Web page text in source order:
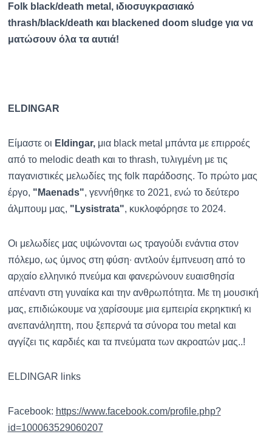
Folk black/death metal, ιδιοσυγκρασιακό
thrash/black/death και blackened doom sludge για να
ματώσουν όλα τα αυτιά!
ELDINGAR
Είμαστε οι Eldingar,μια black metal μπάντα με επιρροές
από το melodic death και το thrash, τυλιγμένη με τις
παγανιστικές μελωδίες της folk παράδοσης. Το πρώτο μας
έργο, "Maenads", γεννήθηκε το 2021, ενώ το δεύτερο
άλμπουμ μας, "Lysistrata", κυκλοφόρησε το 2024.
Οι μελωδίες μας υψώνονται ως τραγούδι ενάντια στον
πόλεμο, ως ύμνος στη φύση∙ αντλούν έμπνευση από το
αρχαίο ελληνικό πνεύμα και φανερώνουν ευαισθησία
απέναντι στη γυναίκα και την ανθρωπότητα. Με τη μουσική
μας, επιδιώκουμε να χαρίσουμε μια εμπειρία εκρηκτική κι
ανεπανάληπτη, που ξεπερνά τα σύνορα του metal και
αγγίζει τις καρδιές και τα πνεύματα των ακροατών μας..!
ELDINGAR links
Facebook: https://www.facebook.com/profile.php?
id=100063529060207